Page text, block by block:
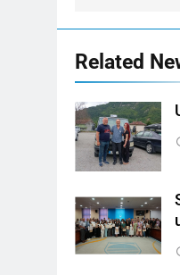
Related